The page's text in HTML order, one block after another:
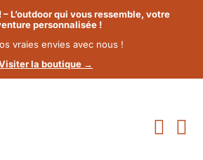
– L’outdoor qui vous ressemble, votre
personnalisée !
vraies envies avec nous !
la boutique →